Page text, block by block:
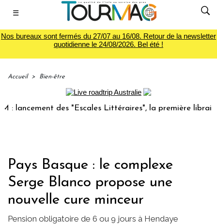
☰
Nos bureaux sont fermés du 27/07 au 16/08. Retour de la newsletter
quotidienne le 24/08/2026. Bel été !
Accueil > Bien-être
des "Escales Littéraires", la première librairie
Pays Basque : le complexe
Serge Blanco propose une
nouvelle cure minceur
Pension obligatoire de 6 ou 9 jours à Hendaye